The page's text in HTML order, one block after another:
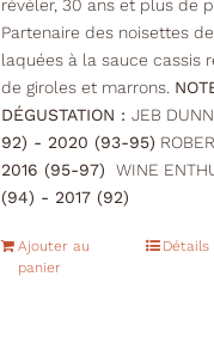
révéler, 30 ans et plus de
Partenaire des noisettes
laquées à la sauce cassis
de giroles et marrons.
DÉGUSTATION : JEB
92) - 2020 (93-95)
2016 (95-97)
WINE
(94) - 2017 (92)
Ajouter au
panier
Détails